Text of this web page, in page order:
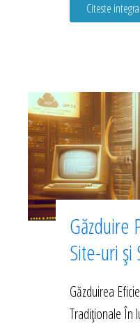
Citeste integral
Găzduire
Site-uri și
Găzduirea
Tradiționale În